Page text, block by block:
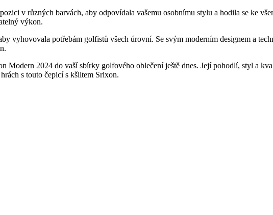
v různých barvách, aby odpovídala vašemu osobnímu stylu a hodila se ke
výkon.
vyhovovala potřebám golfistů všech úrovní. Se svým moderním designem a
Modern 2024 do vaší sbírky golfového oblečení ještě dnes. Její pohodlí, styl a
s touto čepicí s kšiltem Srixon.